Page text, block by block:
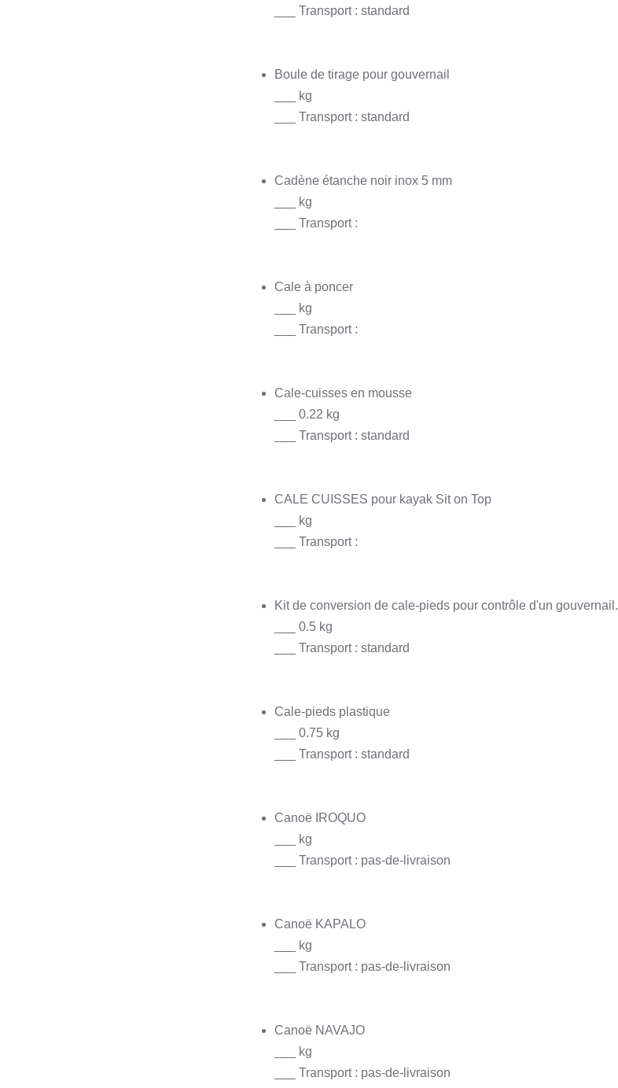
___ Transport : standard
Boule de tirage pour gouvernail
___ kg
___ Transport : standard
Cadène étanche noir inox 5 mm
___ kg
___ Transport :
Cale à poncer
___ kg
___ Transport :
Cale-cuisses en mousse
___ 0.22 kg
___ Transport : standard
CALE CUISSES pour kayak Sit on Top
___ kg
___ Transport :
Kit de conversion de cale-pieds pour contrôle d'un gouvernail.
___ 0.5 kg
___ Transport : standard
Cale-pieds plastique
___ 0.75 kg
___ Transport : standard
Canoë IROQUO
___ kg
___ Transport : pas-de-livraison
Canoë KAPALO
___ kg
___ Transport : pas-de-livraison
Canoë NAVAJO
___ kg
___ Transport : pas-de-livraison